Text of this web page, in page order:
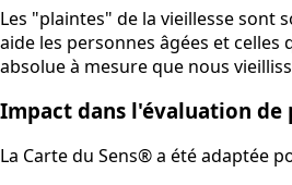
Les "plaintes" de la vieillesse sont
aide les personnes âgées et
absolue à mesure que nous
Impact dans l'évaluation
La Carte du Sens® a été adaptée